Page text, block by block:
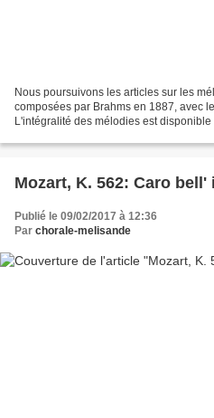
Nous poursuivons les articles sur les
composées par Brahms en 1887, avec
L'intégralité des mélodies est
Mozart, K. 562: Caro bell'
Publié le 09/02/2017 à 12:36
Par chorale-melisande